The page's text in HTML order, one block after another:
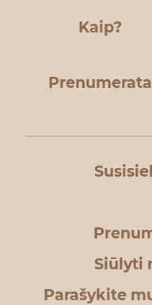
Kaip?
Prenumerata
Siūlyti
Parašykite